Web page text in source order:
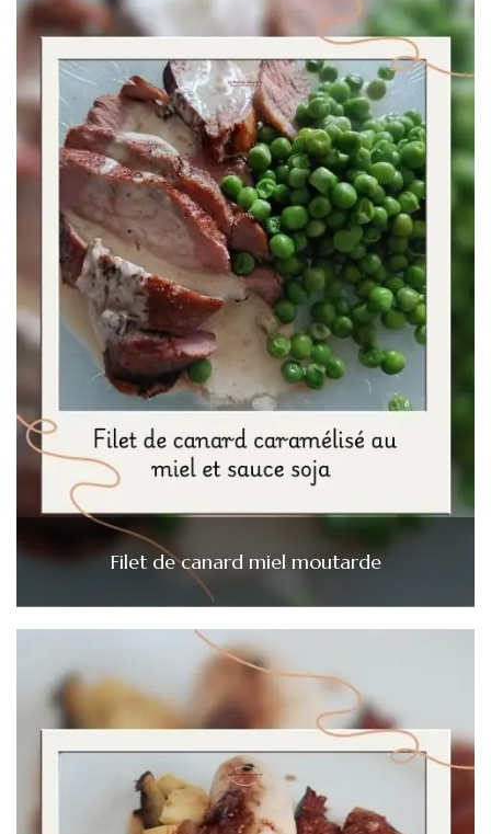
Filet de canard miel moutarde